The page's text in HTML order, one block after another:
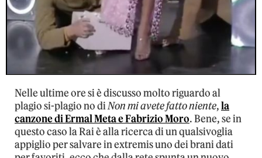
Nelle ultime ore si è discusso molto riguardo al
plagio si-plagio no diNon mi avete fatto niente,la
canzone di Ermal Meta e Fabrizio Moro. Bene, se in
questo caso la Rai è alla ricerca di un qualsivoglia
appiglio per salvare in extremis uno dei brani dati